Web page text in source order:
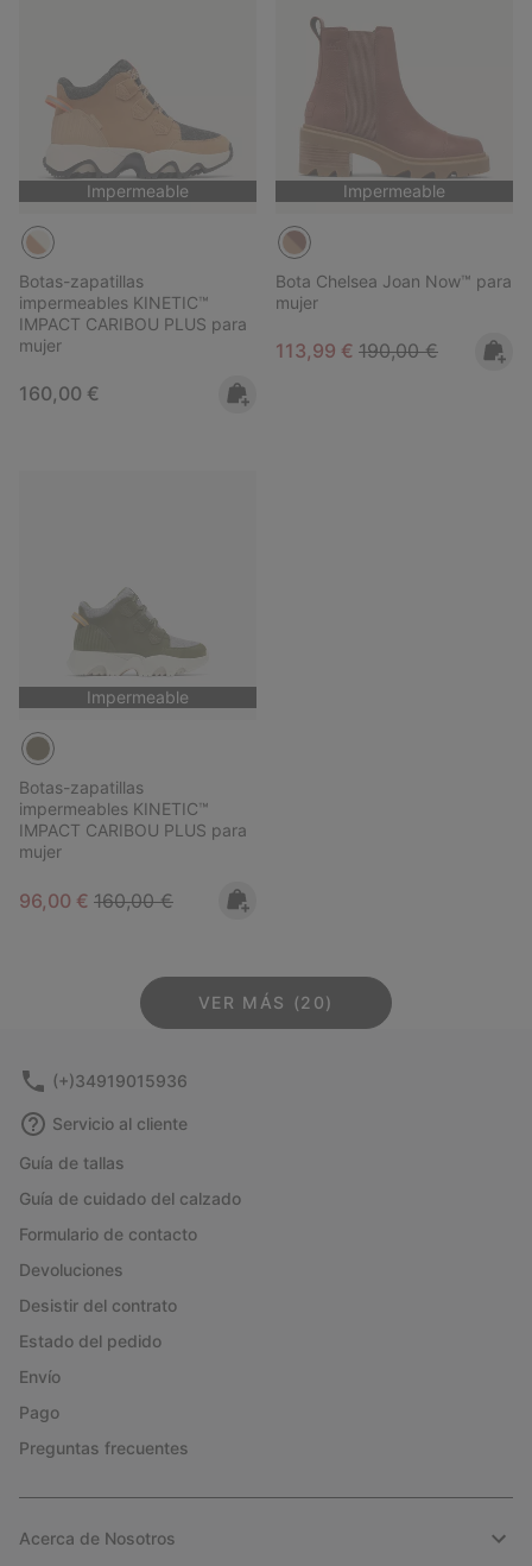
Impermeable
Botas-zapatillas
impermeables KINETIC™
IMPACT CARIBOU PLUS para
mujer
Regular price:
160,00 €
Impermeable
Bota Chelsea Joan Now™ para
mujer
Sale price:
113,99 € Regular price:
190,00 €
Impermeable
Botas-zapatillas
impermeables KINETIC™
IMPACT CARIBOU PLUS para
mujer
Sale price:
96,00 € Regular price:
160,00 €
VER MÁS (20)
(+)34919015936
Servicio al cliente
Guía de tallas
Guía de cuidado del calzado
Formulario de contacto
Devoluciones
Desistir del contrato
Estado del pedido
Envío
Pago
Preguntas frecuentes
Acerca de Nosotros